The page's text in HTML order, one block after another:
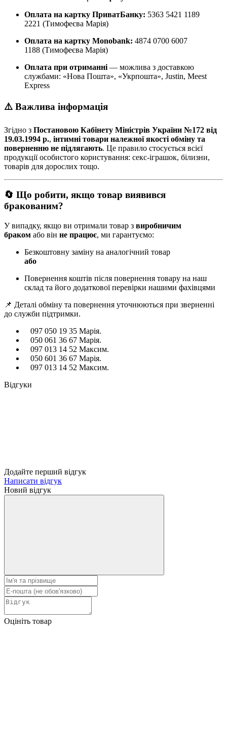
Оплата на картку ПриватБанку: 5363 5421 1189
2221 (Тимофеєва Марія)
Оплата на картку Monobank: 4874 0700 6007
1188 (Тимофеєва Марія)
Оплата при отриманні — можлива з доставкою
службами: «Нова Пошта», «Укрпошта», Justin, Meest
Express
⚠️ Важлива інформація
Згідно з Постановою Кабінету Міністрів України №172 від
19.03.1994 р., інтимні товари належної якості обміну та
поверненню не підлягають. Це правило стосується всієї
продукції особистого користування: секс-іграшок, білизни,
товарів для дорослих тощо.
🔄 Що робити, якщо товар виявився
бракованим?
У випадку, якщо ви отримали товар з виробничим
браком або він не працює, ми гарантуємо:
Безкоштовну заміну на аналогічний товар
або
Повернення коштів після повернення товару на наш
склад та його додаткової перевірки нашими фахівцями
📌 Деталі обміну та повернення уточнюються при зверненні
до служби підтримки.
097 050 19 35 Марія.
050 061 36 67 Марія.
097 013 14 52 Максим.
050 601 36 67 Марія.
097 013 14 52 Максим.
Відгуки
Додайте перший відгук
Написати відгук
Новий відгук
Оцініть товар